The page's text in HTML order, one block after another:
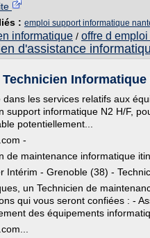
: emploi support informatique
informatique / offre d
d'assistance
Informatique
dans les services relatifs aux
support informatique N2 H/F,
potentiellement...
-
de maintenance informatique
Intérim - Grenoble (38) -
un Technicien de
qui vous seront confiées : -
des équipements